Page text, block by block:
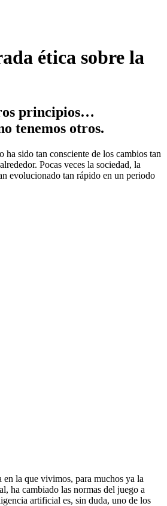
ética sobre la
principios…
tenemos otros.
ha sido tan consciente de los cambios tan
Pocas veces la sociedad, la
evolucionado tan rápido en un periodo
la que vivimos, para muchos ya la
ha cambiado las normas del juego a
artificial es, sin duda, uno de los